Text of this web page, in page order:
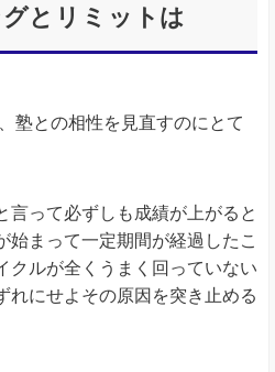
とリミットは
塾との相性を見直すのにとて
言って必ずしも成績が上がると
始まって一定期間が経過したこ
クルが全くうまく回っていない
れにせよその原因を突き止める